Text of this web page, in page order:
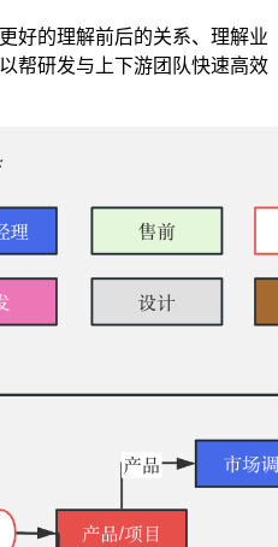
好的理解前后的关系、理解业
帮研发与上下游团队快速高效